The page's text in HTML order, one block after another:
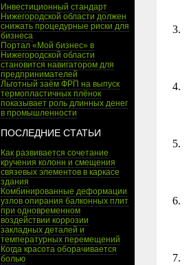
Инвестиционный стандарт
Нижегородской области должен
снижать процедурные риски для
бизнеса
Портал «Мой бизнес» в
Нижегородской области
становится навигатором для
предпринимателей
Льготный заём ФРП на выпуск
термопластичных плёнок
показывает роль длинных денег
в промышленности
ПОСЛЕДНИЕ СТАТЬИ
Как развивается сочетание
кручения колонн и смещения
связевых элементов в каркасе
здания
Комбинированные деформации
узлов опирания балконных плит
при одновременном
воздействии коррозии
закладных деталей и
температурных перемещений
Когда красота оборачивается
болью
3.
4.
5.
6.
7.